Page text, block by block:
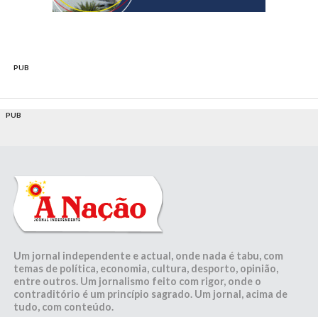
PUB
PUB
Um jornal independente e actual, onde nada é tabu, com
temas de política, economia, cultura, desporto, opinião,
entre outros. Um jornalismo feito com rigor, onde o
contraditório é um princípio sagrado. Um jornal, acima de
tudo, com conteúdo.